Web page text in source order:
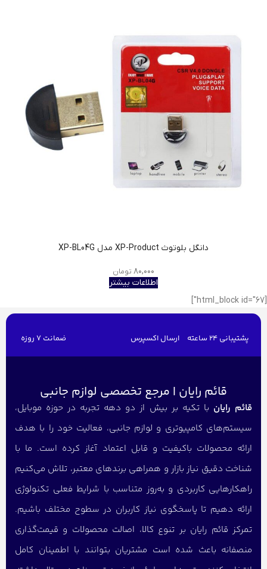
دانگل بلوتوث XP-Product مدل XP-BL04G
۸۰,۰۰۰ تومان
اطلاعات بیشتر
[html_block id="67"]
پشتیبانی 24 ساعته ارسال اکسپرس ضمانت 7 روزه
قائم رایان | مرجع تخصصی لوازم جانبی
قائم رایان با تکیه بر بیش از دو دهه تجربه در حوزه موبایل،
سیستم‌های کامپیوتری و لوازم جانبی، فعالیت خود را با هدف
ارائه محصولات باکیفیت و قابل اعتماد آغاز کرده است. ما با
شناخت دقیق نیاز بازار و همراهی برندهای معتبر، تلاش می‌کنیم
راهکارهایی کاربردی و به‌روز متناسب با شرایط فعلی تکنولوژی
ارائه دهیم تا پاسخگوی نیاز کاربران در سطوح مختلف باشیم.
تمرکز قائم رایان بر تنوع کالا، اصالت محصولات و قیمت‌گذاری
منصفانه باعث شده است مشتریان بتوانند با اطمینان کامل